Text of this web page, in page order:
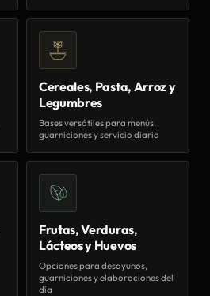
Cereales, Pasta, Arroz y
Legumbres
Bases versátiles para menús,
guarniciones y servicio diario
Frutas, Verduras,
Lácteos y Huevos
Opciones para desayunos,
guarniciones y elaboraciones del
día